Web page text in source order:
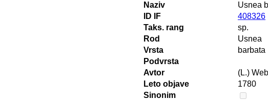
Naziv
Usnea
ID IF
408326
Taks. rang
sp.
Rod
Usnea
Vrsta
barbata
Podvrsta
Avtor
(L.)
Leto objave
1780
Sinonim